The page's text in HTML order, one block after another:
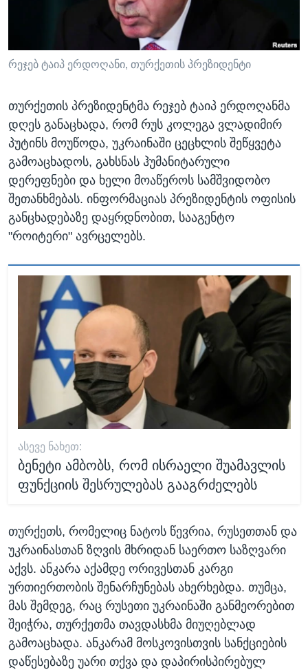
ᲡᲢᲣᲓᲘᲐ ᲕᲐᲨᲘᲜᲒᲢᲝᲜᲘ
ᲛᲔᲪᲜᲘᲔᲠᲔᲑᲐ
ᲙᲣᲚᲢᲣᲠᲐ
ᲒᲐᲚᲘᲚᲔᲝ
ᲓᲔᲖᲘᲜᲤᲝᲠᲛᲐᲪᲘᲐ
ᲗᲕᲐᲚᲘ ᲒᲕᲐᲓᲔᲕᲜᲔᲗ
ენები
რეჯებ ტაიპ ერდოღანი, თურქეთის პრეზიდენტი
თურქეთის პრეზიდენტმა რეჯებ ტაიპ ერდოღანმა
დღეს განაცხადა, რომ რუს კოლეგა ვლადიმირ
პუტინს მოუწოდა, უკრაინაში ცეცხლის შეწყვეტა
გამოაცხადოს, გახსნას ჰუმანიტარული
დერეფნები და ხელი მოაწეროს სამშვიდობო
შეთანხმებას. ინფორმაციას პრეზიდენტის ოფისის
განცხადებაზე დაყრდნობით, სააგენტო
"როიტერი" ავრცელებს.
ᲐᲡᲔᲕᲔ ᲜᲐᲮᲔᲗ:
ბენეტი ამბობს, რომ ისრაელი შუამავლის
ფუნქციის შესრულებას გააგრძელებს
თურქეთს, რომელიც ნატოს წევრია, რუსეთთან და
უკრაინასთან ზღვის მხრიდან საერთო საზღვარი
აქვს. ანკარა აქამდე ორივესთან კარგი
ურთიერთობის შენარჩუნებას ახერხებდა. თუმცა,
მას შემდეგ, რაც რუსეთი უკრაინაში განმეორებით
შეიჭრა, თურქეთმა თავდასხმა მიუღებლად
გამოაცხადა. ანკარამ მოსკოვისთვის სანქციების
დაწესებაზე უარი თქვა და დაპირისპირებულ